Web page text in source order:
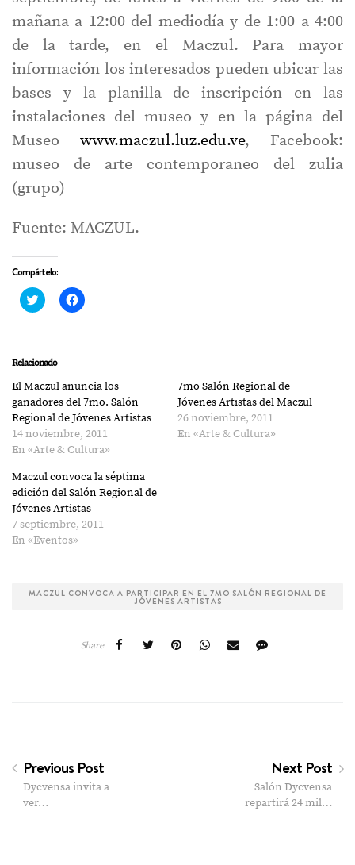
mañana a 12:00 del mediodía y de 1:00 a 4:00
de la tarde, en el Maczul. Para mayor
información los interesados pueden ubicar las
bases y la planilla de inscripción en las
instalaciones del museo y en la página del
Museo www.maczul.luz.edu.ve, Facebook:
museo de arte contemporaneo del zulia
(grupo)
Fuente: MACZUL.
Compártelo:
Haz
clic
Twitter
(Se
abre
una
ventana
nueva)
Haz
clic
una
ventana
nueva)
Relacionado
El Maczul anuncia los
ganadores del 7mo. Salón
Regional de Jóvenes Artistas
14 noviembre, 2011
En «Arte & Cultura»
7mo Salón Regional de
Jóvenes Artistas del Maczul
26 noviembre, 2011
En «Arte & Cultura»
Maczul convoca la séptima
edición del Salón Regional de
Jóvenes Artistas
7 septiembre, 2011
En «Eventos»
MACZUL CONVOCA A PARTICIPAR EN EL 7MO SALÓN REGIONAL DE
JÓVENES ARTISTAS
Share
Previous Post
Dycvensa invita a
ver…
Next Post
Salón Dycvensa
repartirá 24 mil…